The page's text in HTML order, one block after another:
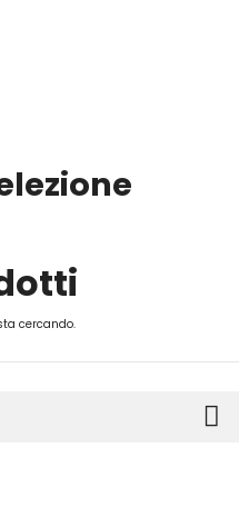
cercando.